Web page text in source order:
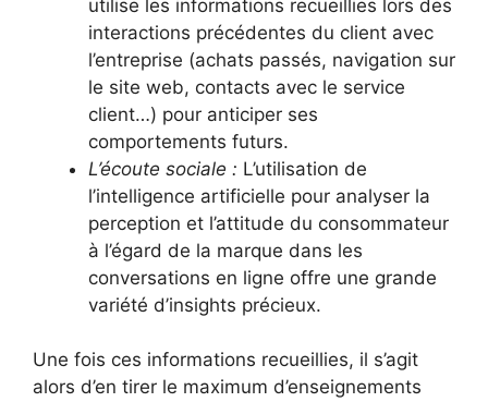
utilise les informations recueillies lors des
interactions précédentes du client avec
l’entreprise (achats passés, navigation sur
le site web, contacts avec le service
client…) pour anticiper ses
comportements futurs.
L’écoute sociale : L’utilisation de
l’intelligence artificielle pour analyser la
perception et l’attitude du consommateur
à l’égard de la marque dans les
conversations en ligne offre une grande
variété d’insights précieux.
Une fois ces informations recueillies, il s’agit
alors d’en tirer le maximum d’enseignements